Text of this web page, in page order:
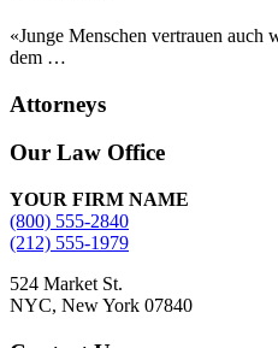
«Junge Menschen vertrauen
dem …
Attorneys
Site
Footer
Our Law Office
YOUR FIRM NAME
(800) 555-2840
(212) 555-1979
524 Market St.
NYC, New York 07840